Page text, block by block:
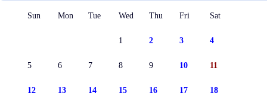
Sun Mon Tue Wed Thu Fri Sat
1 2 3 4
5 6 7 8 9 10 11
12 13 14 15 16 17 18